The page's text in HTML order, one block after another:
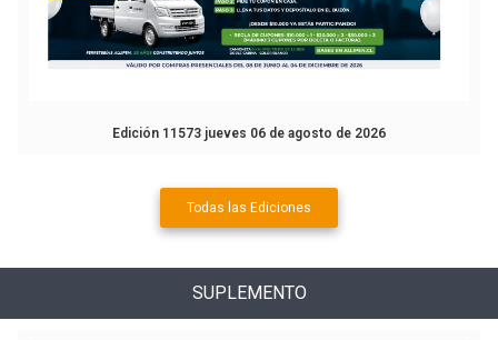
Edición 11573 jueves 06 de agosto de 2026
Todas las Ediciones
SUPLEMENTO